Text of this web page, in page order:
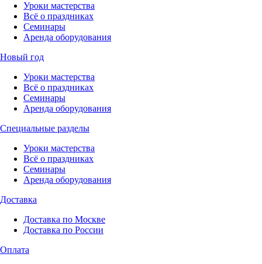
Уроки мастерства
Всё о праздниках
Семинары
Аренда оборудования
Новый год
Уроки мастерства
Всё о праздниках
Семинары
Аренда оборудования
Специальные разделы
Уроки мастерства
Всё о праздниках
Семинары
Аренда оборудования
Доставка
Доставка по Москве
Доставка по России
Оплата